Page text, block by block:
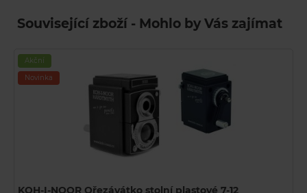
Související zboží - Mohlo by Vás zajímat
Akční
Novinka
KOH-I-NOOR Ořezávátko stolní plastové 7-12